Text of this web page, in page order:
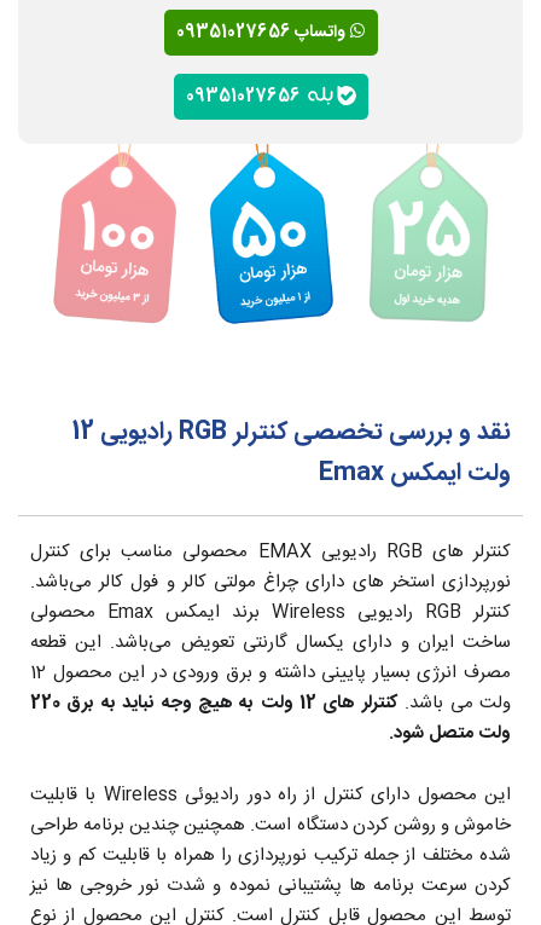
واتساپ 09351027656
نقد و بررسی تخصصی کنترلر RGB رادیویی 12
ولت ایمکس Emax
کنترلر های RGB رادیویی EMAX محصولی مناسب برای کنترل
نورپردازی استخر های دارای چراغ مولتی کالر و فول کالر می‌باشد.
کنترلر RGB رادیویی Wireless برند ایمکس Emax محصولی
ساخت ایران و دارای یکسال گارنتی تعویض می‌باشد. این قطعه
مصرف انرژی بسیار پایینی داشته و برق ورودی در این محصول 12
ولت می باشد.
کنترلر های 12 ولت به هیچ وجه نباید به برق 220
ولت متصل شود.
این محصول دارای کنترل از راه دور رادیوئی Wireless با قابلیت
خاموش و روشن کردن دستگاه است. همچنین چندین برنامه طراحی
شده مختلف از جمله ترکیب نورپردازی را همراه با قابلیت کم و زیاد
کردن سرعت برنامه ها پشتیبانی نموده و شدت نور خروجی ها نیز
توسط این محصول قابل کنترل است. کنترل این محصول از نوع